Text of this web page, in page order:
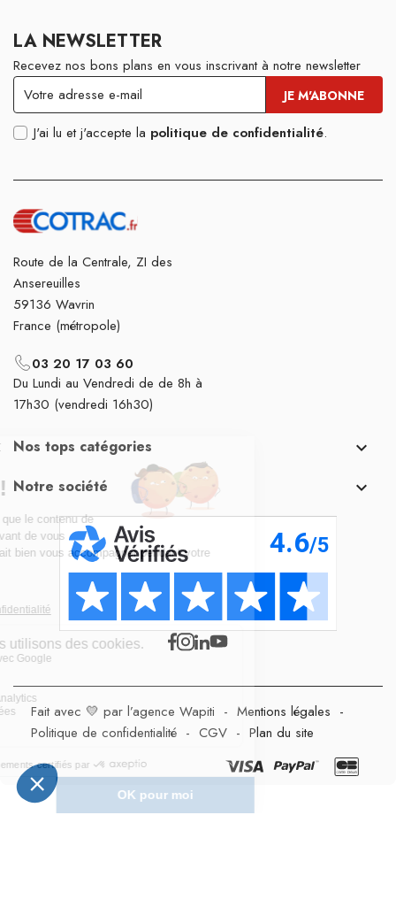
LA NEWSLETTER
Recevez nos bons plans en vous inscrivant à notre newsletter
J'ai lu et j'accepte la politique de confidentialité.
Route de la Centrale, ZI des
Ansereuilles
59136 Wavrin
France (métropole)
03 20 17 03 60
Du Lundi au Vendredi de de 8h à
17h30 (vendredi 16h30)
Nos tops catégories 
Notre société 
Fait avec 💛 par l’agence Wapiti - Mentions légales -
Politique de confidentialité - CGV - Plan du site